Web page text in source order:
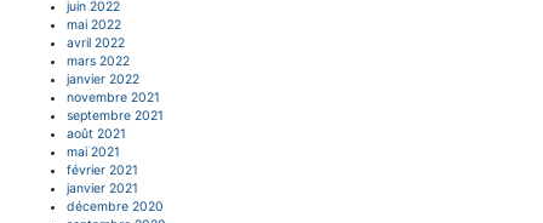
juin 2022
mai 2022
avril 2022
mars 2022
janvier 2022
novembre 2021
septembre 2021
août 2021
mai 2021
février 2021
janvier 2021
décembre 2020